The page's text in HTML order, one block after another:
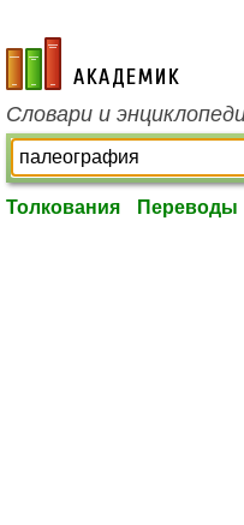
academic.ru
Словари и
Толкования Переводы